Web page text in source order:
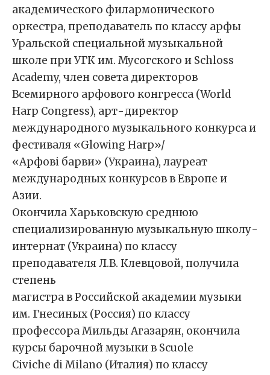
академического филармонического
оркестра, преподаватель по классу арфы
Уральской специальной музыкальной
школе при УГК им. Мусогского и Schloss
Academy, член совета директоров
Всемирного арфового конгресса (World
Harp Congress), арт-директор
международного музыкального конкурса и
фестиваля «Glowing Harp»/
«Арфові барви» (Украина), лауреат
международных конкурсов в Европе и
Азии.
Окончила Харьковскую среднюю
специализированную музыкальную школу-
интернат (Украина) по классу
преподавателя Л.В. Клевцовой, получила
степень
магистра в Российской академии музыки
им. Гнесиных (Россия) по классу
профессора Мильды Агазарян, окончила
курсы барочной музыки в Scuole
Civiche di Milano (Италия) по классу